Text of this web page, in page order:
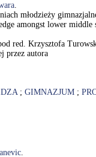
.
młodzieży
amongst lower
red. Krzysztofa
przez autora
; GIMNAZJUM ;
.